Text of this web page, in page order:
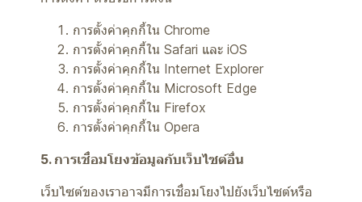
การตั้งค่าคุกกี้ใน Chrome
การตั้งค่าคุกกี้ใน Safari และ iOS
การตั้งค่าคุกกี้ใน Internet Explorer
การตั้งค่าคุกกี้ใน Microsoft Edge
การตั้งค่าคุกกี้ใน Firefox
การตั้งค่าคุกกี้ใน Opera
5. การเชื่อมโยงข้อมูลกับเว็บไซต์อื่น
เว็บไซต์ของเราอาจมีการเชื่อมโยงไปยังเว็บไซต์หรือ